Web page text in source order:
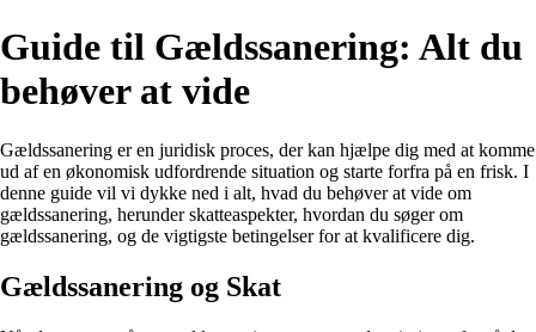
Guide til Gældssanering: Alt du
behøver at vide
Gældssanering er en juridisk proces, der kan hjælpe dig med at komme
ud af en økonomisk udfordrende situation og starte forfra på en frisk. I
denne guide vil vi dykke ned i alt, hvad du behøver at vide om
gældssanering, herunder skatteaspekter, hvordan du søger om
gældssanering, og de vigtigste betingelser for at kvalificere dig.
Gældssanering og Skat